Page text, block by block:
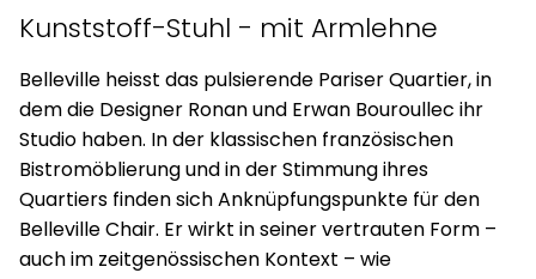
Kunststoff-Stuhl - mit Armlehne
Belleville heisst das pulsierende Pariser Quartier, in
dem die Designer Ronan und Erwan Bouroullec ihr
Studio haben. In der klassischen französischen
Bistromöblierung und in der Stimmung ihres
Quartiers finden sich Anknüpfungspunkte für den
Belleville Chair. Er wirkt in seiner vertrauten Form –
auch im zeitgenössischen Kontext – wie